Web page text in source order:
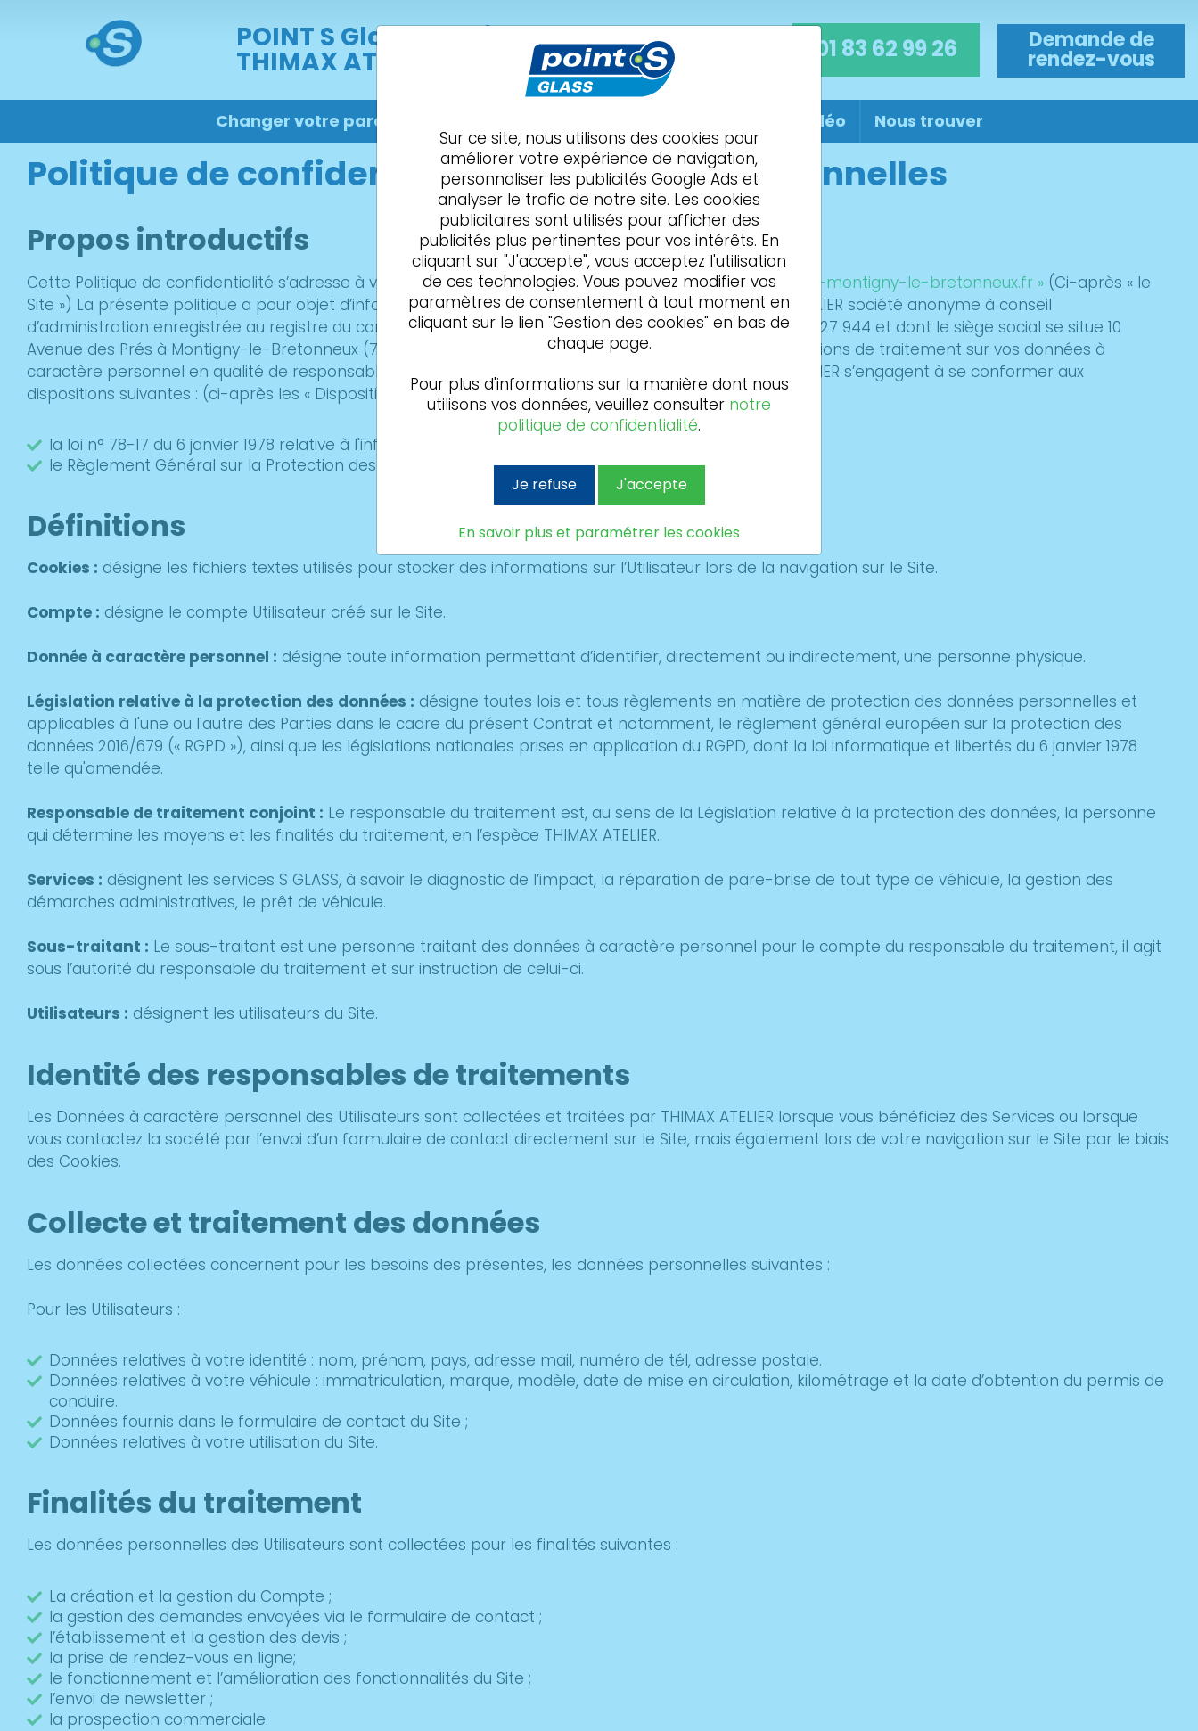
POINT S GlassMontigny-le-Bretonneux
THIMAX ATELIER 01 83 62 99 26 Demande de
rendez-vous
Changer votre pare-brise Présentation vidéo Nous trouver
Politique de confidentialité des données personnelles
Propos introductifs
Cette Politique de confidentialité s’adresse à vous, en votre qualité d’utilisateur du Site « www.pointsglass-montigny-le-bretonneux.fr » (Ci-après « le
Site ») La présente politique a pour objet d’informer les conditions dans lesquelles la société THIMAX ATELIER société anonyme à conseil
d’administration enregistrée au registre du commerce et des sociétés de Versailles sous le numéro 315 127 944 et dont le siège social se situe 10
Avenue des Prés à Montigny-le-Bretonneux (78180), et ses Adhérents, s’engagent à effectuer les opérations de traitement sur vos données à
caractère personnel en qualité de responsables conjoints des traitements. En l’occurrence, THIMAX ATELIER s’engagent à se conformer aux
dispositions suivantes : (ci-après les « Dispositions relatives aux Données Personnelles ») :
la loi n° 78-17 du 6 janvier 1978 relative à l'informatique, aux fichiers et aux libertés,
le Règlement Général sur la Protection des Données 2016/679 du 27 avril 2016 (ci -après « RGPD »).
Définitions
Cookies : désigne les fichiers textes utilisés pour stocker des informations sur l’Utilisateur lors de la navigation sur le Site.
Compte : désigne le compte Utilisateur créé sur le Site.
Donnée à caractère personnel : désigne toute information permettant d’identifier, directement ou indirectement, une personne physique.
Législation relative à la protection des données : désigne toutes lois et tous règlements en matière de protection des données personnelles et
applicables à l'une ou l'autre des Parties dans le cadre du présent Contrat et notamment, le règlement général européen sur la protection des
données 2016/679 (« RGPD »), ainsi que les législations nationales prises en application du RGPD, dont la loi informatique et libertés du 6 janvier 1978
telle qu'amendée.
Responsable de traitement conjoint : Le responsable du traitement est, au sens de la Législation relative à la protection des données, la personne
qui détermine les moyens et les finalités du traitement, en l’espèce THIMAX ATELIER.
Services : désignent les services S GLASS, à savoir le diagnostic de l’impact, la réparation de pare-brise de tout type de véhicule, la gestion des
démarches administratives, le prêt de véhicule.
Sous-traitant : Le sous-traitant est une personne traitant des données à caractère personnel pour le compte du responsable du traitement, il agit
sous l’autorité du responsable du traitement et sur instruction de celui-ci.
Utilisateurs : désignent les utilisateurs du Site.
Identité des responsables de traitements
Les Données à caractère personnel des Utilisateurs sont collectées et traitées par THIMAX ATELIER lorsque vous bénéficiez des Services ou lorsque
vous contactez la société par l’envoi d’un formulaire de contact directement sur le Site, mais également lors de votre navigation sur le Site par le biais
des Cookies.
Collecte et traitement des données
Les données collectées concernent pour les besoins des présentes, les données personnelles suivantes :
Pour les Utilisateurs :
Données relatives à votre identité : nom, prénom, pays, adresse mail, numéro de tél, adresse postale.
Données relatives à votre véhicule : immatriculation, marque, modèle, date de mise en circulation, kilométrage et la date d’obtention du permis de
conduire.
Données fournis dans le formulaire de contact du Site ;
Données relatives à votre utilisation du Site.
Finalités du traitement
Les données personnelles des Utilisateurs sont collectées pour les finalités suivantes :
La création et la gestion du Compte ;
la gestion des demandes envoyées via le formulaire de contact ;
l’établissement et la gestion des devis ;
la prise de rendez-vous en ligne;
le fonctionnement et l’amélioration des fonctionnalités du Site ;
l’envoi de newsletter ;
la prospection commerciale.
Sur ce site, nous utilisons des cookies pour
améliorer votre expérience de navigation,
personnaliser les publicités Google Ads et
analyser le trafic de notre site. Les cookies
publicitaires sont utilisés pour afficher des
publicités plus pertinentes pour vos intérêts. En
cliquant sur "J'accepte", vous acceptez l'utilisation
de ces technologies. Vous pouvez modifier vos
paramètres de consentement à tout moment en
cliquant sur le lien "Gestion des cookies" en bas de
chaque page.
Pour plus d'informations sur la manière dont nous
utilisons vos données, veuillez consulter notre
politique de confidentialité.
Je refuse J'accepte
En savoir plus et paramétrer les cookies